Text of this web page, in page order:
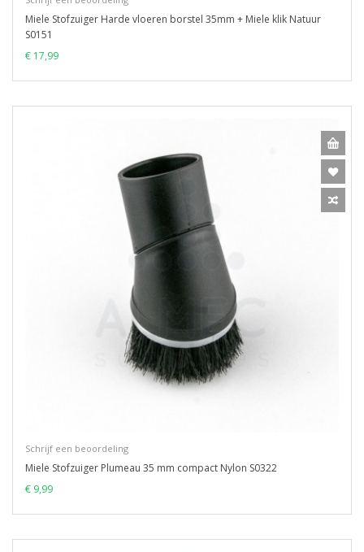
Miele Stofzuiger Harde vloeren borstel 35mm + Miele klik Natuur
S0151
€ 17,99
Schrijf een beoordeling
Miele Stofzuiger Plumeau 35 mm compact Nylon S0322
€ 9,99